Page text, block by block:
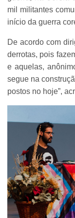
mil militantes
início da guerra
De acordo com
derrotas, pois
e aquelas,
segue na
postos no hoje”,